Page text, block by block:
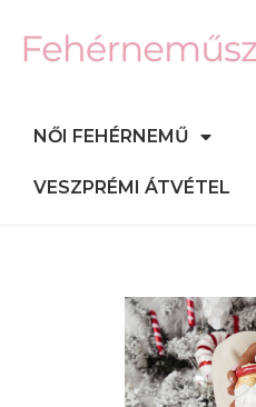
NŐI FEHÉRNEMŰ
VESZPRÉMI ÁTVÉTEL